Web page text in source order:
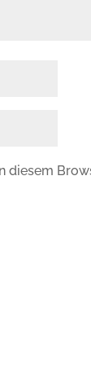
diesem